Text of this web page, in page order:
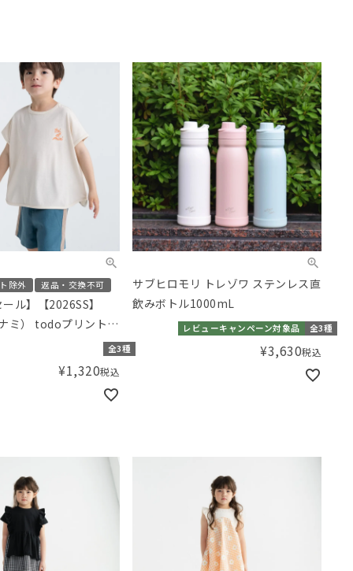
除外 返品・交換不可
ル】【2026SS】
ミ） todoプリントT
全3種
¥1,320税込
サブヒロモリ トレゾワ ステンレス直
飲みボトル1000mL
レビューキャンペーン対象品 全3種
¥3,630税込